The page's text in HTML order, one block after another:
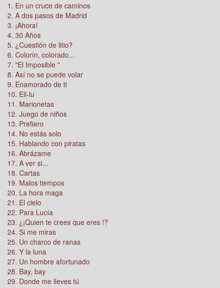
1. En un cruce de caminos
2. A dos pasos de Madrid
3. ¡Ahora!
4. 30 Años
5. ¿Cuestión de litio?
6. Colorín, colorado...
7. "El Imposible "
8. Así no se puede volar
9. Enamorado de ti
10. Eli-lu
11. Marionetas
12. Juego de niños
13. Prefiero
14. No estás solo
15. Hablando con piratas
16. Abrázame
17. A ver si...
18. Cartas
19. Malos tiempos
20. La hora maga
21. El cielo
22. Para Lucía
23. ¿¡Quien te crees que eres !?
24. Si me miras
25. Un charco de ranas
26. Y la luna
27. Un hombre afortunado
28. Bay, bay
29. Donde me lleves tú